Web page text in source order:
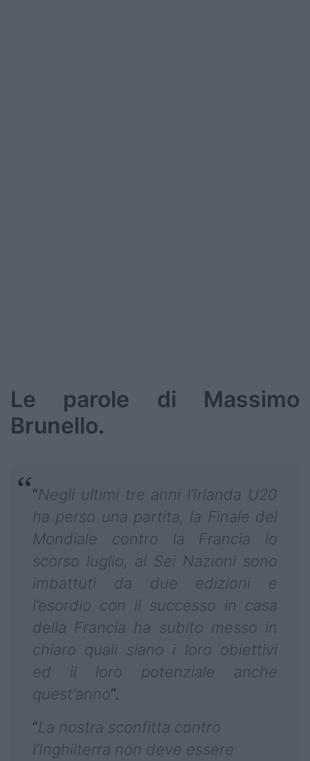
Le parole di Massimo
Brunello.
“Negli ultimi tre anni l’Irlanda U20
ha perso una partita, la Finale del
Mondiale contro la Francia lo
scorso luglio, al Sei Nazioni sono
imbattuti da due edizioni e
l’esordio con il successo in casa
della Francia ha subito messo in
chiaro quali siano i loro obiettivi
ed il loro potenziale anche
quest’anno”.
“La nostra sconfitta contro
l’Inghilterra non deve essere